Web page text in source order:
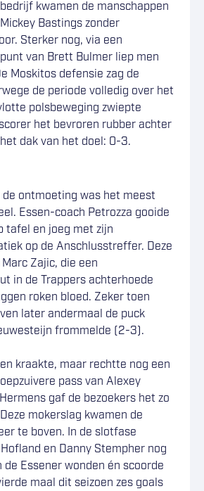
kwamen de manschappen
Bastings zonder
Sterker nog, via een
van Brett Bulmer liep men
Moskitos defensie zag de
de periode volledig over het
polsbeweging zwiepte
het bevroren rubber achter
dak van het doel: 0-3.
ontmoeting was het meest
Essen-coach Petrozza gooide
tafel en joeg met zijn
op de Anschlusstreffer. Deze
Zajic, die een
in de Trappers achterhoede
roken bloed. Zeker toen
later andermaal de puck
frommelde (2-3).
kraakte, maar rechtte nog een
pass van Alexey
gaf de bezoekers het zo
mokerslag kwamen de
te boven. In de slotfase
en Danny Stempher nog
Essener wonden én scoorde
maal dit seizoen zes goals